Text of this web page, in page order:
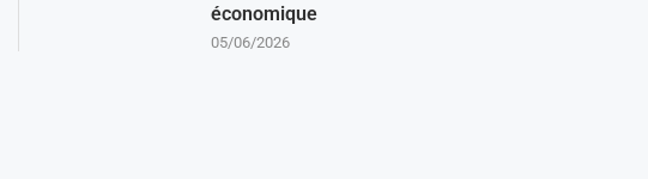
économique
05/06/2026